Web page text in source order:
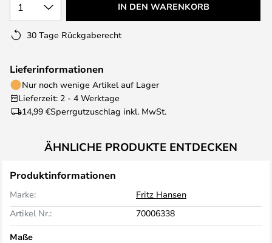
1 IN DEN WARENKORB
30 Tage Rückgaberecht
Lieferinformationen
Nur noch wenige Artikel auf Lager
Lieferzeit: 2 - 4 Werktage
14,99 €Sperrgutzuschlag inkl. MwSt.
ÄHNLICHE PRODUKTE ENTDECKEN
Produktinformationen
Marke:
Fritz Hansen
Artikel Nr.:
70006338
Maße